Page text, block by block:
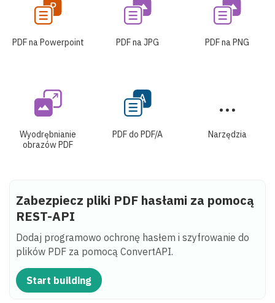
PDF na Powerpoint PDF na JPG PDF na PNG
Wyodrębnianie
obrazów PDF
PDF do PDF/A Narzędzia
Zabezpiecz pliki PDF hasłami za pomocą
REST-API
Dodaj programowo ochronę hasłem i szyfrowanie do
plików PDF za pomocą ConvertAPI.
Start building